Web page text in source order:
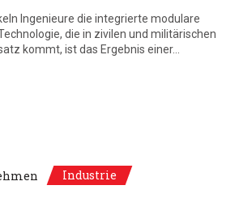
Ingenieure die integrierte modulare
die in zivilen und militärischen
kommt, ist das Ergebnis einer…
Industrie